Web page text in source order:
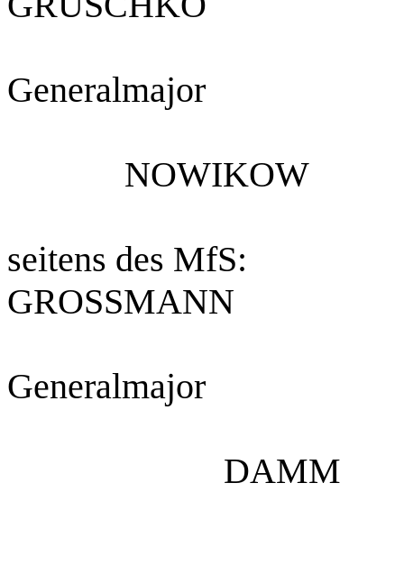
Generalmajor
NOWIKOW
seitens des MfS:
GROSSMANN
Generalmajor
DAMM